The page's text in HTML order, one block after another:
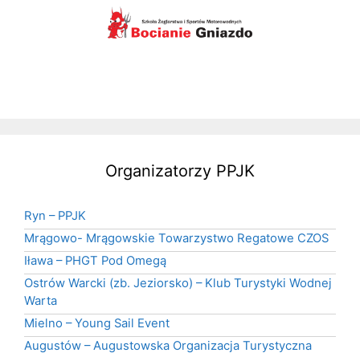
Organizatorzy PPJK
Ryn – PPJK
Mrągowo- Mrągowskie Towarzystwo Regatowe CZOS
Iława – PHGT Pod Omegą
Ostrów Warcki (zb. Jeziorsko) – Klub Turystyki Wodnej
Warta
Mielno – Young Sail Event
Augustów – Augustowska Organizacja Turystyczna